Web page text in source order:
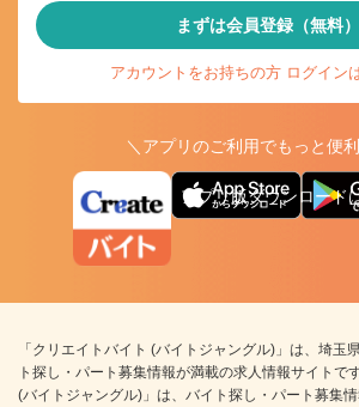
まずは会員登録（無料）
アカウントをお持ちの方 ログイン
＼アプリのご利用でもっと便
アプリ版ダウンロード
「クリエイトバイト (バイトジャングル)」は、埼玉
ト探し・パート募集情報が満載の求人情報サイトで
(バイトジャングル)」は、バイト探し・パート募集